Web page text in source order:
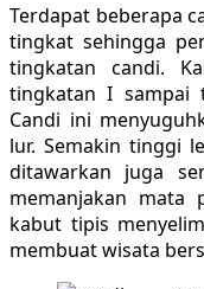
Terdapat beberapa
tingkat sehingga
tingkatan candi.
tingkatan I sampai
Candi ini
lur. Semakin tinggi
ditawarkan juga
memanjakan mata
kabut tipis
membuat wisata